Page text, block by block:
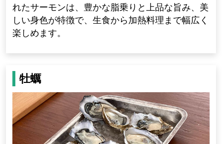
れたサーモンは、豊かな脂乗りと上品な旨み、美
しい身色が特徴で、生食から加熱料理まで幅広く
楽しめます。
牡蠣